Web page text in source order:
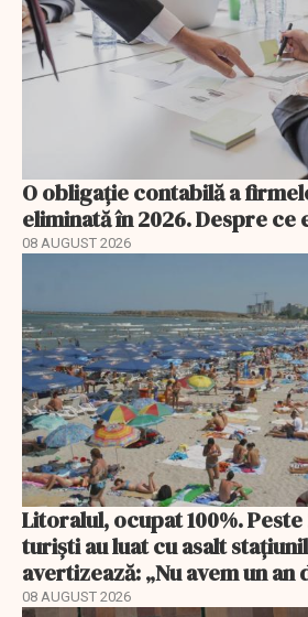
O obligație contabilă a
eliminată în 2026. Despre ce
08 AUGUST 2026
Litoralul, ocupat 100%.
turiști au luat cu asalt
avertizează: „Nu avem un
08 AUGUST 2026